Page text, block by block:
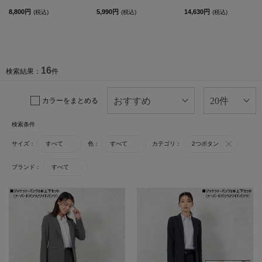
8,800円 (税込) 5,990円 (税込) 14,630円 (税込)
検索結果： 16件
カラーをまとめる
検索条件
サイズ： すべて 色： すべて カテゴリ： 2つボタン
ブランド： すべて